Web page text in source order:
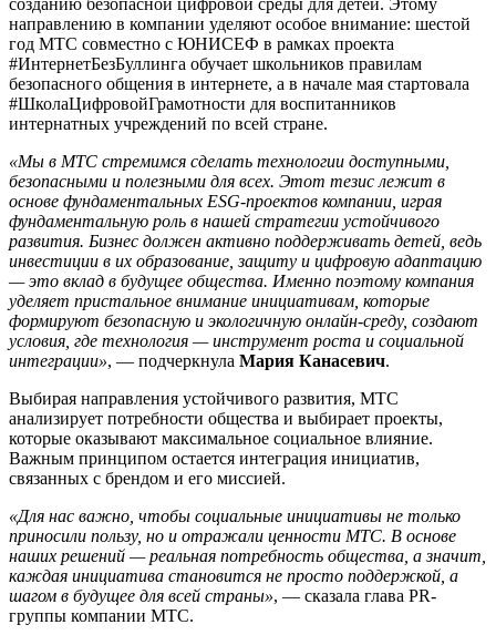
направлению в компании уделяют особое внимание: шестой
год МТС совместно с ЮНИСЕФ в рамках проекта
#ИнтернетБезБуллинга обучает школьников правилам
безопасного общения в интернете, а в начале мая стартовала
#ШколаЦифровойГрамотности для воспитанников
интернатных учреждений по всей стране.
«Мы в МТС стремимся сделать технологии доступными,
безопасными и полезными для всех. Этот тезис лежит в
основе фундаментальных ESG-проектов компании, играя
фундаментальную роль в нашей стратегии устойчивого
развития. Бизнес должен активно поддерживать детей, ведь
инвестиции в их образование, защиту и цифровую адаптацию
— это вклад в будущее общества. Именно поэтому компания
уделяет пристальное внимание инициативам, которые
формируют безопасную и экологичную онлайн-среду, создают
условия, где технология — инструмент роста и социальной
интеграции», — подчеркнула Мария Канасевич.
Выбирая направления устойчивого развития, МТС
анализирует потребности общества и выбирает проекты,
которые оказывают максимальное социальное влияние.
Важным принципом остается интеграция инициатив,
связанных с брендом и его миссией.
«Для нас важно, чтобы социальные инициативы не только
приносили пользу, но и отражали ценности МТС. В основе
наших решений — реальная потребность общества, а значит,
каждая инициатива становится не просто поддержкой, а
шагом в будущее для всей страны», — сказала глава PR-
группы компании МТС.